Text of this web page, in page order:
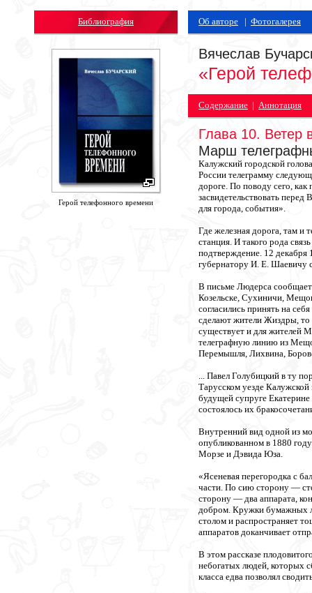
Библиография
Герой телефонного времени
Об авторе | Фотогалерея
Вячеслав
«Герой
Содержание | Аннотация
Глава 10. Ветер
Марш
Калужский городской
России телеграмму
дороге. По поводу сего,
засвидетельствовать перед
для города, события».
Где железная дорога, там и
станция. И такого рода
подтверждение. 12
губернатору И. Е. Шаевичу
В письме Людерса
Козельске, Сухиничи,
согласились принять на
сделают жители Жиздры, то
существует и для жителей
телеграфную линию из
Перемышля, Лихвина,
... Павел Голубицкий в ту
Тарусском уезде
будущей супруге
состоялось их
Внутренний вид одной из
опубликованном в 1880
Морзе и Дэвида Юза.
«Ясеневая перегородка с
части. По сию сторону —
сторону — два аппарата,
добром. Кружки бумажных
столом и распространяет
аппаратов доканчивает
В этом рассказе
небогатых людей, которых
класса едва позволял